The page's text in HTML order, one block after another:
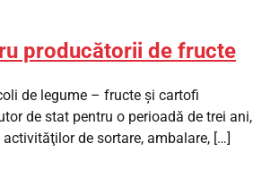
producătorii de fructe
de legume – fructe şi cartofi
de stat pentru o perioadă de trei ani,
de sortare, ambalare, […]